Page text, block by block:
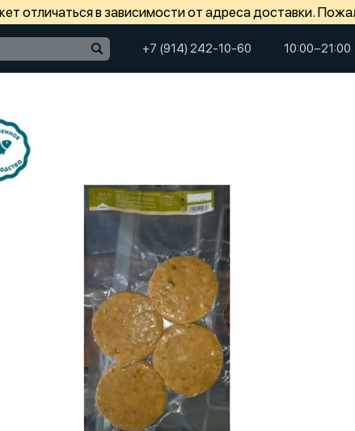
отличаться в зависимости от адреса доставки.
+7 (914) 242-10-60 10:00−21:00